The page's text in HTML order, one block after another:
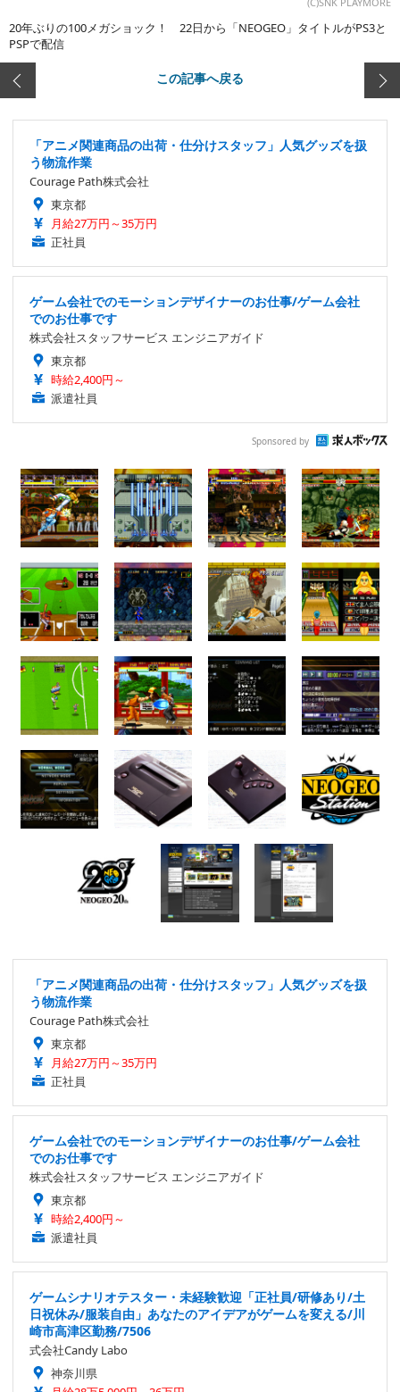
20年ぶりの100メガショック！ 22日から「NEOGEO」タイトルがPS3と
PSPで配信
この記事へ戻る
「アニメ関連商品の出荷・仕分けスタッフ」人気グッズを扱
う物流作業
Courage Path株式会社
東京都
月給27万円～35万円
正社員
ゲーム会社でのモーションデザイナーのお仕事/ゲーム会社
でのお仕事です
株式会社スタッフサービス エンジニアガイド
東京都
時給2,400円～
派遣社員
Sponsored by
「アニメ関連商品の出荷・仕分けスタッフ」人気グッズを扱
う物流作業
Courage Path株式会社
東京都
月給27万円～35万円
正社員
ゲーム会社でのモーションデザイナーのお仕事/ゲーム会社
でのお仕事です
株式会社スタッフサービス エンジニアガイド
東京都
時給2,400円～
派遣社員
ゲームシナリオテスター・未経験歓迎「正社員/研修あり/土
日祝休み/服装自由」あなたのアイデアがゲームを変える/川
崎市高津区勤務/7506
式会社Candy Labo
神奈川県